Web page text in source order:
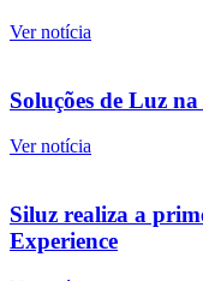
Ver notícia
Soluções de Luz
Ver notícia
Siluz realiza a
Experience